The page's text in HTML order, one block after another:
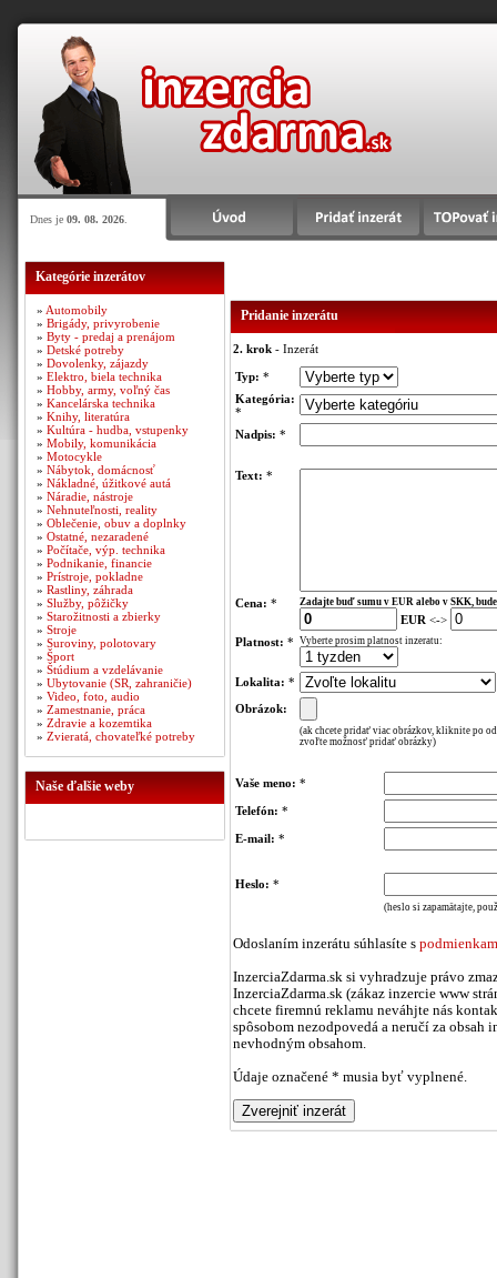
Dnes je 09. 08. 2026
Kategórie inzerátov
» Automobily
» Brigády, privyrobenie
» Byty - predaj a prenájom
» Detské potreby
» Dovolenky, zájazdy
» Elektro, biela technika
» Hobby, army, voľný čas
» Kancelárska technika
» Knihy, literatúra
» Kultúra - hudba, vstupenky
» Mobily, komunikácia
» Motocykle
» Nábytok, domácnosť
» Nákladné, úžitkové autá
» Náradie, nástroje
» Nehnuteľnosti, reality
» Oblečenie, obuv a doplnky
» Ostatné, nezaradené
» Počítače, výp. technika
» Podnikanie, financie
» Prístroje, pokladne
» Rastliny, záhrada
» Služby, pôžičky
» Starožitnosti a zbierky
» Stroje
» Suroviny, polotovary
» Šport
» Štúdium a vzdelávanie
» Ubytovanie (SR, zahraničie)
» Video, foto, audio
» Zamestnanie, práca
» Zdravie a kozemtika
» Zvieratá, chovateľké potreby
Naše ďalšie weby
Pridanie inzerátu
2. krok - Inzerát
Typ: *
Kategória:
*
Nadpis: *
Text: *
Cena: * Zadajte buď sumu v EUR alebo v SKK,
EUR <->
Platnost: * Vyberte prosim platnost inzeratu:
Lokalita: *
Obrázok:
(ak chcete pridať viac obrázkov, kliknite po
zvoľte možnosť pridať obrázky)
Vaše meno: *
Telefón: *
E-mail: *
Heslo: *
(heslo si zapamätajte,
Odoslaním inzerátu súhlasíte s
InzerciaZdarma.sk si vyhradzuje právo
InzerciaZdarma.sk (zákaz inzercie www
chcete firemnú reklamu neváhjte nás
spôsobom nezodpovedá a neručí za
nevhodným obsahom.
Údaje označené * musia byť vyplnené.